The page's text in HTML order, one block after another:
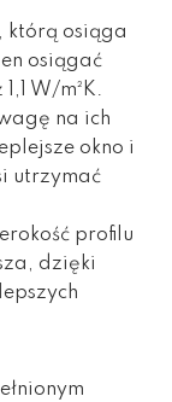
którą osiąga
osiągać
W/m²K.
na ich
okno i
utrzymać
profilu
dzięki